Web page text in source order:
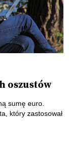
oszustów
sumę euro.
który zastosował